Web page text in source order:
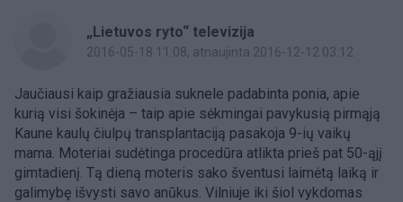
„Lietuvos ryto“ televizija
2016-05-18 11:08, atnaujinta 2016-12-12 03:12
Jaučiausi kaip gražiausia suknele padabinta ponia, apie
kurią visi šokinėja – taip apie sėkmingai pavykusią pirmąją
Kaune kaulų čiulpų transplantaciją pasakoja 9-ių vaikų
mama. Moteriai sudėtinga procedūra atlikta prieš pat 50-ąjį
gimtadienį. Tą dieną moteris sako šventusi laimėtą laiką ir
galimybę išvysti savo anūkus. Vilniuje iki šiol vykdomas